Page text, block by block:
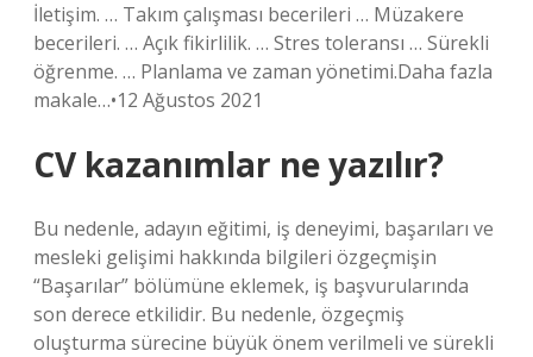
İletişim. … Takım çalışması becerileri … Müzakere
becerileri. … Açık fikirlilik. … Stres toleransı … Sürekli
öğrenme. … Planlama ve zaman yönetimi.Daha fazla
makale…•12 Ağustos 2021
CV kazanımlar ne yazılır?
Bu nedenle, adayın eğitimi, iş deneyimi, başarıları ve
mesleki gelişimi hakkında bilgileri özgeçmişin
“Başarılar” bölümüne eklemek, iş başvurularında
son derece etkilidir. Bu nedenle, özgeçmiş
oluşturma sürecine büyük önem verilmeli ve sürekli